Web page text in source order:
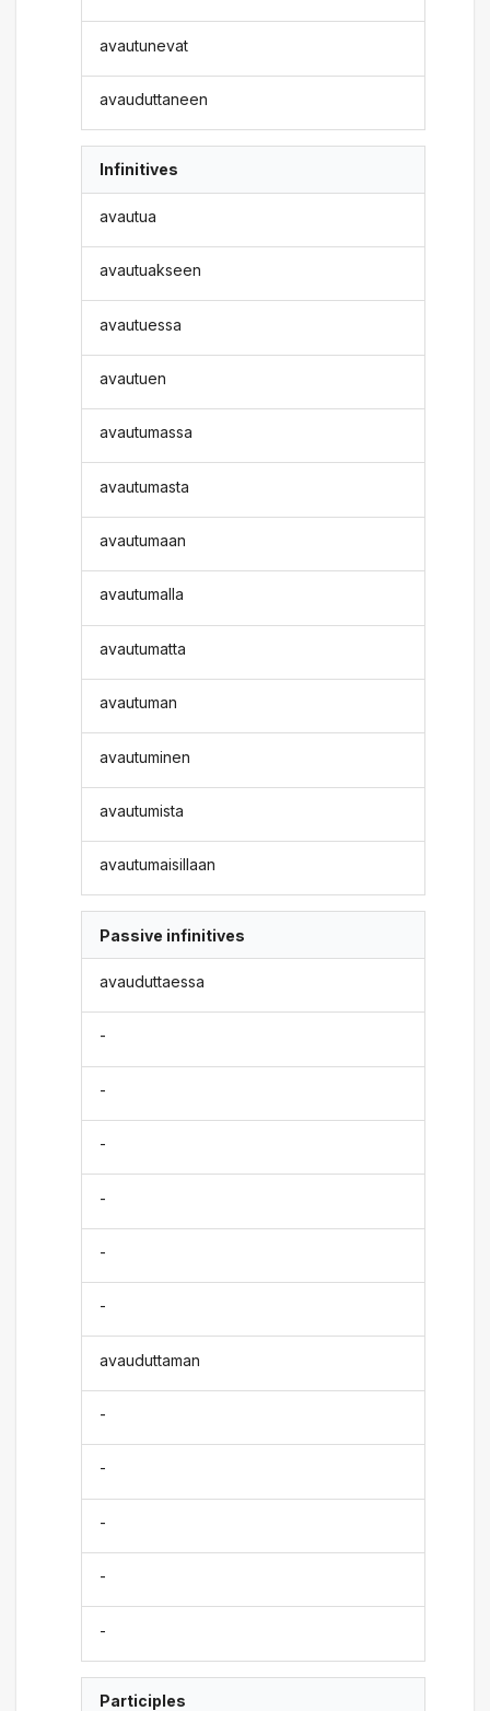
avautunevat
avauduttaneen
Infinitives
avautua
avautuakseen
avautuessa
avautuen
avautumassa
avautumasta
avautumaan
avautumalla
avautumatta
avautuman
avautuminen
avautumista
avautumaisillaan
Passive infinitives
avauduttaessa
-
-
-
-
-
-
avauduttaman
-
-
-
-
-
Participles